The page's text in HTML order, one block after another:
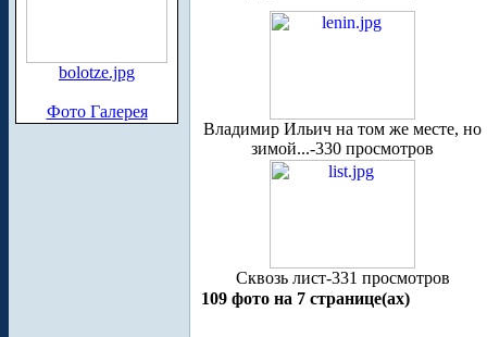
bolotze.jpg
Фото Галерея
Владимир Ильич на том же месте, но
зимой...-330 просмотров
Сквозь лист-331 просмотров
109 фото на 7 странице(ах)